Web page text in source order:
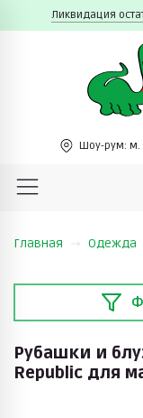
Ликвидация
Шоу-рум: м.
Главная Одежда
Рубашки и
Republic для